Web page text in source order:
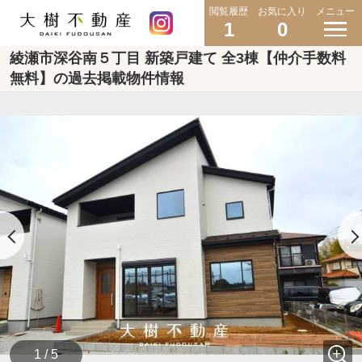
閲覧履歴
1
お気に入り
0
メニュー
綾瀬市深谷南５丁目 新築戸建て 全3棟【仲介手数料
無料】の過去掲載物件情報
1 / 5